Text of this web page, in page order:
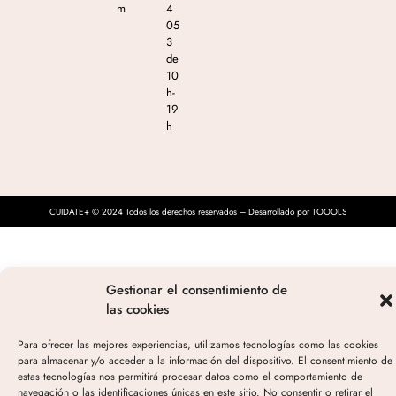
Gestionar el consentimiento de
las cookies
Para ofrecer las mejores experiencias, utilizamos tecnologías como las cookies
para almacenar y/o acceder a la información del dispositivo. El consentimiento de
estas tecnologías nos permitirá procesar datos como el comportamiento de
navegación o las identificaciones únicas en este sitio. No consentir o retirar el
m
4
05
3
de
10
h-
19
h
CUIDATE+ © 2024 Todos los derechos reservados – Desarrollado por TOOOLS